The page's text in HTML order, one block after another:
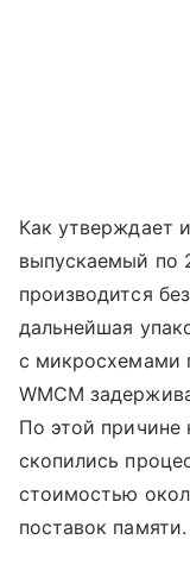
Как утверждает
выпускаемый по
производится
дальнейшая
с микросхемами
WMCM
По этой причине
скопились
стоимостью
поставок памяти.